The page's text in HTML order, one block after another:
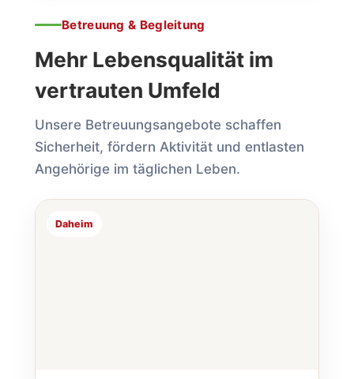
Betreuung & Begleitung
Mehr Lebens­qualität im
vertrauten Umfeld
Unsere Betreuungs­angebote schaffen
Sicherheit, fördern Aktivität und entlasten
Angehörige im täglichen Leben.
Daheim